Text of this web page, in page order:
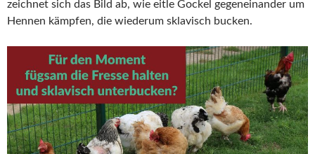
zeichnet sich das Bild ab, wie eitle Gockel gegeneinander um
Hennen kämpfen, die wiederum sklavisch bucken.